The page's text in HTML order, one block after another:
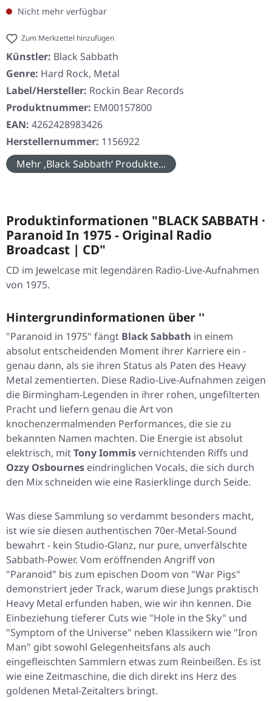
Nicht mehr verfügbar
Zum Merkzettel hinzufügen
Künstler: Black Sabbath
Genre: Hard Rock, Metal
Label/Hersteller: Rockin Bear Records
Produktnummer: EM00157800
EAN: 4262428983426
Herstellernummer: 1156922
Mehr ‚Black Sabbath‘ Produkte...
Produktinformationen "BLACK SABBATH ·
Paranoid In 1975 - Original Radio
Broadcast | CD"
CD im Jewelcase mit legendären Radio-Live-Aufnahmen
von 1975.
Hintergrundinformationen über ''
"Paranoid in 1975" fängt Black Sabbath in einem
absolut entscheidenden Moment ihrer Karriere ein -
genau dann, als sie ihren Status als Paten des Heavy
Metal zementierten. Diese Radio-Live-Aufnahmen zeigen
die Birmingham-Legenden in ihrer rohen, ungefilterten
Pracht und liefern genau die Art von
knochenzermalmenden Performances, die sie zu
bekannten Namen machten. Die Energie ist absolut
elektrisch, mitTony Iommisvernichtenden Riffs und
Ozzy Osbournes eindringlichen Vocals, die sich durch
den Mix schneiden wie eine Rasierklinge durch Seide.
Was diese Sammlung so verdammt besonders macht,
ist wie sie diesen authentischen 70er-Metal-Sound
bewahrt - kein Studio-Glanz, nur pure, unverfälschte
Sabbath-Power. Vom eröffnenden Angriff von
"Paranoid" bis zum epischen Doom von "War Pigs"
demonstriert jeder Track, warum diese Jungs praktisch
Heavy Metal erfunden haben, wie wir ihn kennen. Die
Einbeziehung tieferer Cuts wie "Hole in the Sky" und
"Symptom of the Universe" neben Klassikern wie "Iron
Man" gibt sowohl Gelegenheitsfans als auch
eingefleischten Sammlern etwas zum Reinbeißen. Es ist
wie eine Zeitmaschine, die dich direkt ins Herz des
goldenen Metal-Zeitalters bringt.